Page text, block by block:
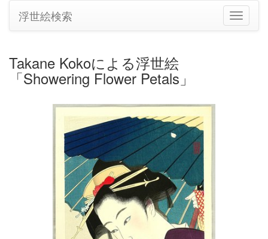
ナ
ビ
浮世絵検索
Takane Kokoによる浮世絵
「Showering Flower Petals」